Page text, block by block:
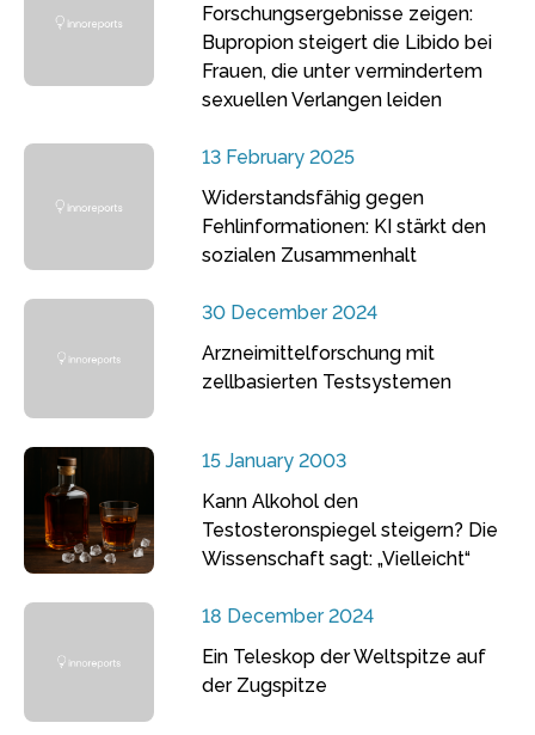
Forschungsergebnisse zeigen:
Bupropion steigert die Libido bei
Frauen, die unter vermindertem
sexuellen Verlangen leiden
13 February 2025
Widerstandsfähig gegen
Fehlinformationen: KI stärkt den
sozialen Zusammenhalt
30 December 2024
Arzneimittelforschung mit
zellbasierten Testsystemen
15 January 2003
Kann Alkohol den
Testosteronspiegel steigern? Die
Wissenschaft sagt: „Vielleicht“
18 December 2024
Ein Teleskop der Weltspitze auf
der Zugspitze